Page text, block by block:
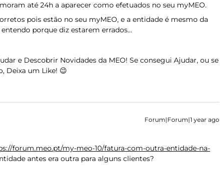
até 24h a aparecer como efetuados no seu myMEO.
pois estão no seu myMEO, e a entidade é mesmo da
porque diz estarem errados...
e Descobrir Novidades da MEO! Se consegui Ajudar, ou se
Deixa um Like! 😉
Forum|Forum|1 year ago
forum.meo.pt/my-meo-10/fatura-com-outra-entidade-na-
antes era outra para alguns clientes?